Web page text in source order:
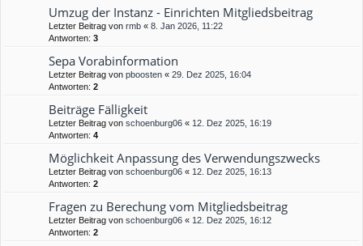
Umzug der Instanz - Einrichten Mitgliedsbeitrag
Letzter Beitrag von rmb « 8. Jan 2026, 11:22
Antworten: 3
Sepa Vorabinformation
Letzter Beitrag von pboosten « 29. Dez 2025, 16:04
Antworten: 2
Beiträge Fälligkeit
Letzter Beitrag von schoenburg06 « 12. Dez 2025, 16:19
Antworten: 4
Möglichkeit Anpassung des Verwendungszwecks
Letzter Beitrag von schoenburg06 « 12. Dez 2025, 16:13
Antworten: 2
Fragen zu Berechung vom Mitgliedsbeitrag
Letzter Beitrag von schoenburg06 « 12. Dez 2025, 16:12
Antworten: 2